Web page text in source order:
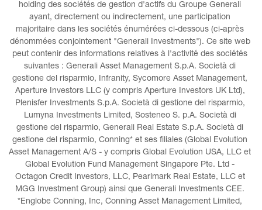
holding des sociétés de gestion d'actifs du Groupe Generali
ayant, directement ou indirectement, une participation
majoritaire dans les sociétés énumérées ci-dessous (ci-après
dénommées conjointement "Generali Investments"). Ce site web
peut contenir des informations relatives à l'activité des sociétés
suivantes : Generali Asset Management S.p.A. Società di
gestione del risparmio, Infranity, Sycomore Asset Management,
Aperture Investors LLC (y compris Aperture Investors UK Ltd),
Plenisfer Investments S.p.A. Società di gestione del risparmio,
Lumyna Investments Limited, Sosteneo S. p.A. Società di
gestione del risparmio, Generali Real Estate S.p.A. Società di
gestione del risparmio, Conning* et ses filiales (Global Evolution
Asset Management A/S - y compris Global Evolution USA, LLC et
Global Evolution Fund Management Singapore Pte. Ltd -
Octagon Credit Investors, LLC, Pearlmark Real Estate, LLC et
MGG Investment Group) ainsi que Generali Investments CEE.
*Englobe Conning, Inc, Conning Asset Management Limited,